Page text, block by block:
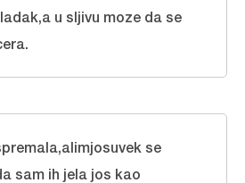
u sljivu moze da se
se
sam ih jela jos kao